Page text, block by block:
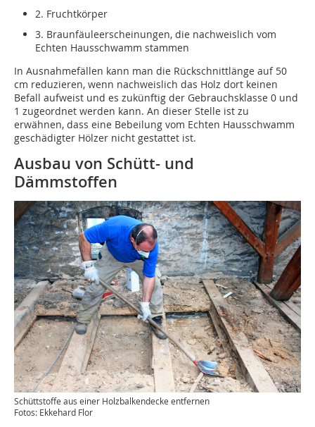
2. Fruchtkörper
3. Braunfäuleerscheinungen, die nachweislich vom
Echten Hausschwamm stammen
In Ausnahmefällen kann man die Rückschnittlänge auf 50
cm reduzieren, wenn nachweislich das Holz dort keinen
Befall aufweist und es zukünftig der Gebrauchsklasse 0 und
1 zugeordnet werden kann. An dieser Stelle ist zu
erwähnen, dass eine Bebeilung vom Echten Hausschwamm
geschädigter Hölzer nicht gestattet ist.
Ausbau von Schütt- und
Dämmstoffen
Schüttstoffe aus einer Holzbalkendecke entfernen
Fotos: Ekkehard Flor